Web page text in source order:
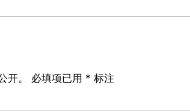
开。 必填项已用 * 标注